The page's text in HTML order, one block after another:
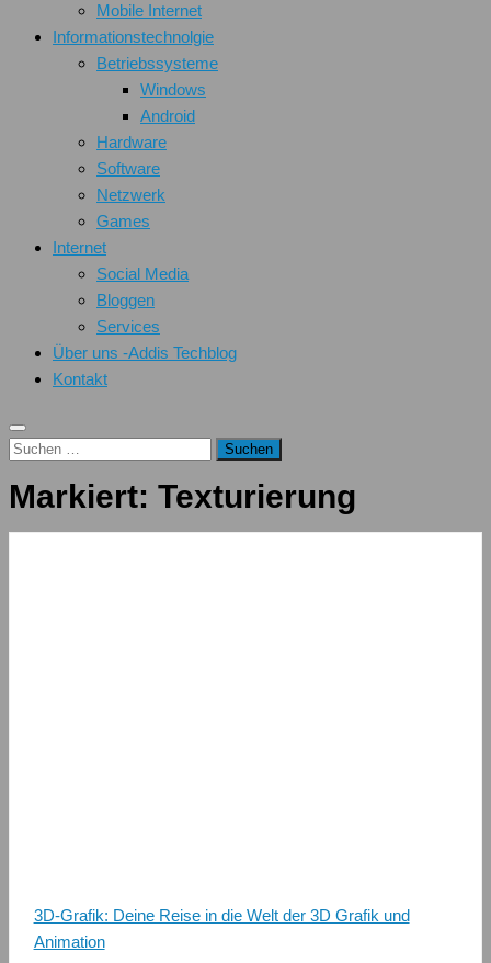
Mobile Internet
Informationstechnolgie
Betriebssysteme
Windows
Android
Hardware
Software
Netzwerk
Games
Internet
Social Media
Bloggen
Services
Über uns -Addis Techblog
Kontakt
Suchen
Markiert: Texturierung
3D-Grafik: Deine Reise in die Welt der 3D Grafik und
Animation